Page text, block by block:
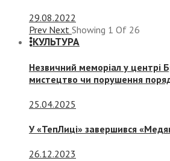
29.08.2022
Prev Next Showing 1 Of 26
КУЛЬТУРА
Незвичний меморіал у центрі
мистецтво чи порушення
25.04.2025
У «ТепЛиці» завершився
26.12.2023